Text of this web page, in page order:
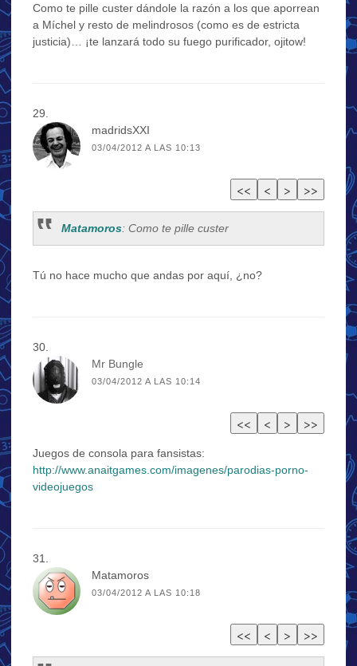
Como te pille custer dándole la razón a los que aporrean
a Míchel y resto de melindrosos (como es de estricta
justicia)… ¡te lanzará todo su fuego purificador, ojitow!
madridsXXI
03/04/2012 A LAS 10:13
Matamoros: Como te pille custer
Tú no hace mucho que andas por aquí, ¿no?
Mr Bungle
03/04/2012 A LAS 10:14
Juegos de consola para fansistas:
http://www.anaitgames.com/imagenes/parodias-porno-
videojuegos
Matamoros
03/04/2012 A LAS 10:18